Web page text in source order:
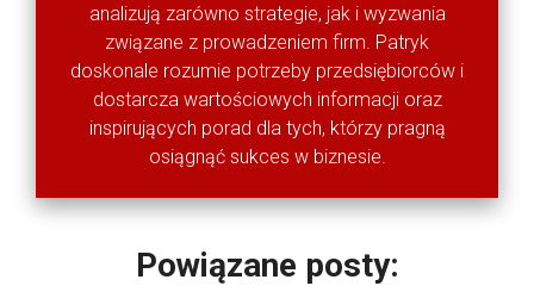
analizują zarówno strategie, jak i wyzwania
związane z prowadzeniem firm. Patryk
doskonale rozumie potrzeby przedsiębiorców i
dostarcza wartościowych informacji oraz
inspirujących porad dla tych, którzy pragną
osiągnąć sukces w biznesie.
Powiązane posty: